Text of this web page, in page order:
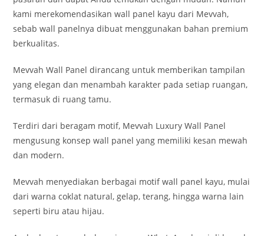
kami merekomendasikan wall panel kayu dari Mevvah,
sebab wall panelnya dibuat menggunakan bahan premium
berkualitas.
Mevvah Wall Panel dirancang untuk memberikan tampilan
yang elegan dan menambah karakter pada setiap ruangan,
termasuk di ruang tamu.
Terdiri dari beragam motif, Mevvah Luxury Wall Panel
mengusung konsep wall panel yang memiliki kesan mewah
dan modern.
Mevvah menyediakan berbagai motif wall panel kayu, mulai
dari warna coklat natural, gelap, terang, hingga warna lain
seperti biru atau hijau.